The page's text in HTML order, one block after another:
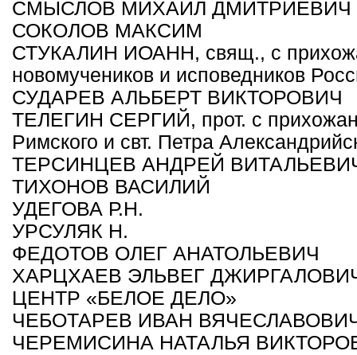
СМЫСЛОВ МИХАИЛ ДМИТРИЕВИЧ
СОКОЛОВ МАКСИМ
СТУКАЛИН ИОАНН, свящ., с
новомучеников и исповедников
СУДАРЕВ АЛЬБЕРТ ВИКТОРОВИЧ
ТЕЛЕГИН СЕРГИЙ, прот. с
Римского и свт. Петра
ТЕРСИНЦЕВ АНДРЕЙ
ТИХОНОВ ВАСИЛИЙ
УДЕГОВА Р.Н.
УРСУЛЯК Н.
ФЕДОТОВ ОЛЕГ АНАТОЛЬЕВИЧ
ХАРЦХАЕВ ЭЛЬВЕГ
ЦЕНТР «БЕЛОЕ ДЕЛО»
ЧЕБОТАРЕВ ИВАН
ЧЕРЕМИСИНА НАТАЛЬЯ